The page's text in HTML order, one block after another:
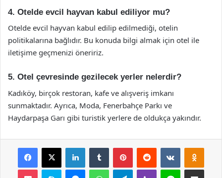
4. Otelde evcil hayvan kabul ediliyor mu?
Otelde evcil hayvan kabul edilip edilmediği, otelin
politikalarına bağlıdır. Bu konuda bilgi almak için otel ile
iletişime geçmenizi öneririz.
5. Otel çevresinde gezilecek yerler nelerdir?
Kadıköy, birçok restoran, kafe ve alışveriş imkanı
sunmaktadır. Ayrıca, Moda, Fenerbahçe Parkı ve
Haydarpaşa Garı gibi turistik yerlere de oldukça yakındır.
Facebook
X LinkedInTumblr PinterestReddit VKontakte
Pocket Skype MessengerWhatsAppTelegramViber Line E-Posta ile